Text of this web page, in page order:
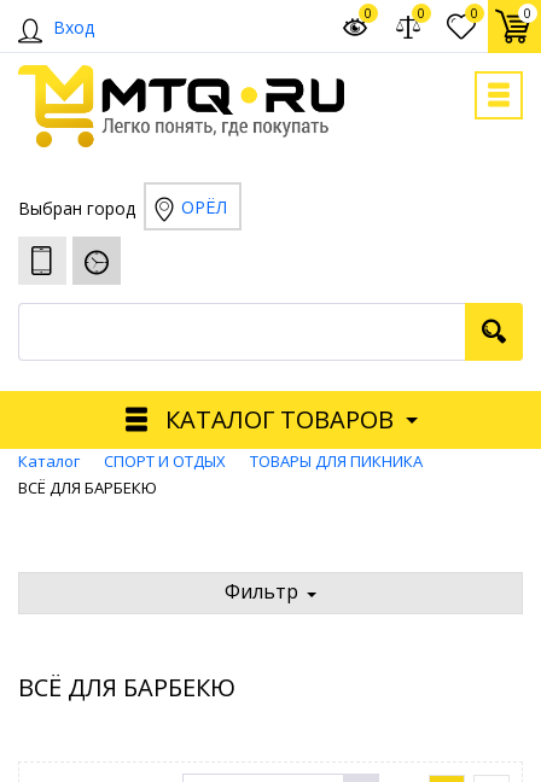
Вход
0 0
0 0
Выбран город ОРЁЛ
КАТАЛОГ ТОВАРОВ
Каталог СПОРТ И ОТДЫХ
ТОВАРЫ ДЛЯ ПИКНИКА
ВСЁ ДЛЯ БАРБЕКЮ
Фильтр
ВСЁ ДЛЯ БАРБЕКЮ